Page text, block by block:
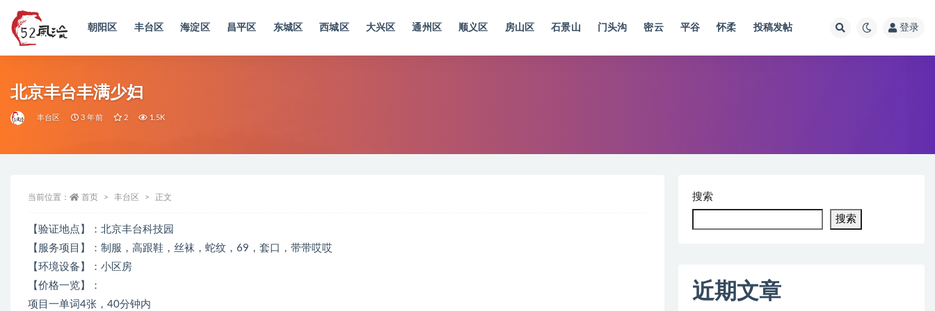
朝阳区 丰台区 海淀区 昌平区 东城区 西城区 大兴区 通州区 顺义区 房山区 石景山 门头沟 密云 平谷 怀柔 投稿发帖 登录
北京丰台丰满少妇
丰台区 3 年前 2 1.5K
当前位置： 首页 丰台区 正文
【验证地点】：北京丰台科技园
【服务项目】：制服，高跟鞋，丝袜，蛇纹，69，套口，带带哎哎
【环境设备】：小区️房
【价格一览】：
项目一单词4张，40分钟内
搜索
搜索
近期文章